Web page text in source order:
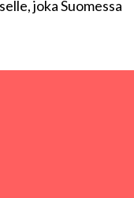
joka Suomessa